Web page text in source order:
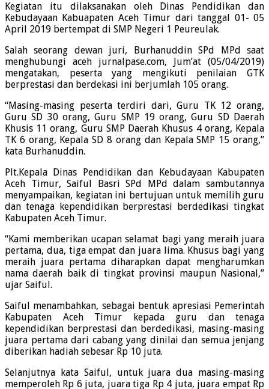
Kegiatan itu dilaksanakan oleh Dinas Pendidikan dan
Kebudayaan Kabuapaten Aceh Timur dari tanggal 01- 05
April 2019 bertempat di SMP Negeri 1 Peureulak.
Salah seorang dewan juri, Burhanuddin SPd MPd saat
menghubungi aceh jurnalpase.com, Jum’at (05/04/2019)
mengatakan, peserta yang mengikuti penilaian GTK
berprestasi dan berdekasi ini berjumlah 105 orang.
“Masing-masing peserta terdiri dari, Guru TK 12 orang,
Guru SD 30 orang, Guru SMP 19 orang, Guru SD Daerah
Khusis 11 orang, Guru SMP Daerah Khusus 4 orang, Kepala
TK 6 orang, Kepala SD 8 orang dan Kepala SMP 15 orang,”
kata Burhanuddin.
Plt.Kepala Dinas Pendidikan dan Kebudayaan Kabupaten
Aceh Timur, Saiful Basri SPd MPd dalam sambutannya
menyampaikan, kegiatan ini bertujuan untuk memilih guru
dan tenaga kependidikan berprestasi berdedikasi tingkat
Kabupaten Aceh Timur.
“Kami memberikan ucapan selamat bagi yang meraih juara
pertama, dua, tiga empat dan juara lima. Khusus bagi yang
meraih juara pertama diharapkan dapat mengharumkan
nama daerah baik di tingkat provinsi maupun Nasional,”
ujar Saiful.
Saiful menambahkan, sebagai bentuk apresiasi Pemerintah
Kabupaten Aceh Timur kepada guru dan tenaga
kependidikan berprestasi dan berdedikasi, masing-masing
juara pertama dari cabang yang dinilai dan semua jenjang
diberikan hadiah sebesar Rp 10 juta.
Selanjutnya kata Saiful, untuk juara dua masing-masing
memperoleh Rp 6 juta, juara tiga Rp 4 juta, juara empat Rp